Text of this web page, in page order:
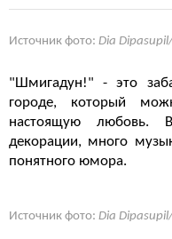
Источник фото: Dia
"Шмигадун!" - это
городе, который
настоящую любовь.
декорации, много
понятного юмора.
Источник фото: Dia